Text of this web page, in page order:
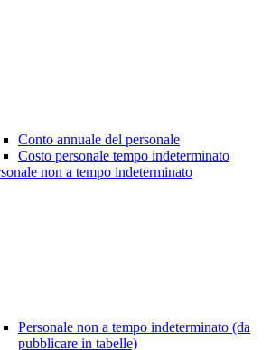
Conto annuale del personale
Costo personale tempo indeterminato
non a tempo indeterminato
Personale non a tempo indeterminato (da
pubblicare in tabelle)